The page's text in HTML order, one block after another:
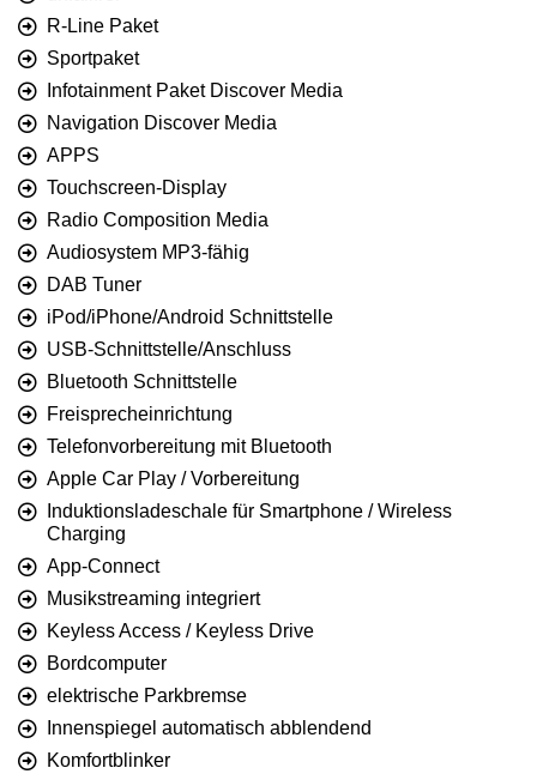
R-Line Paket
Sportpaket
Infotainment Paket Discover Media
Navigation Discover Media
APPS
Touchscreen-Display
Radio Composition Media
Audiosystem MP3-fähig
DAB Tuner
iPod/iPhone/Android Schnittstelle
USB-Schnittstelle/Anschluss
Bluetooth Schnittstelle
Freisprecheinrichtung
Telefonvorbereitung mit Bluetooth
Apple Car Play / Vorbereitung
Induktionsladeschale für Smartphone / Wireless
Charging
App-Connect
Musikstreaming integriert
Keyless Access / Keyless Drive
Bordcomputer
elektrische Parkbremse
Innenspiegel automatisch abblendend
Komfortblinker